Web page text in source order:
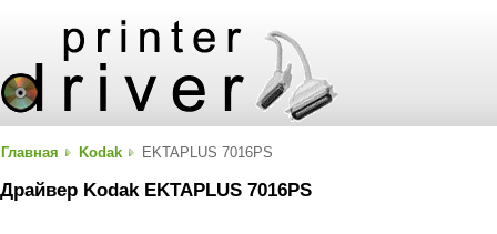
Главная Kodak EKTAPLUS 7016PS
Драйвер Kodak EKTAPLUS 7016PS